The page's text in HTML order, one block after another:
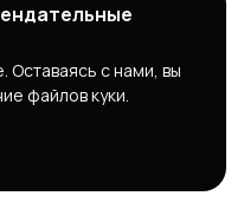
Оставаясь с нами, вы
файлов куки.